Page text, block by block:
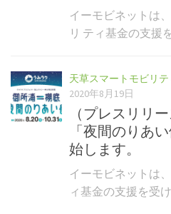
イーモビネットは
リ ティ基金の支援
天草スマートモビリテ
2020年8月19日
（プレスリリ
「夜間のりあ
始します。
イーモビネットは
ィ基金の支援を受